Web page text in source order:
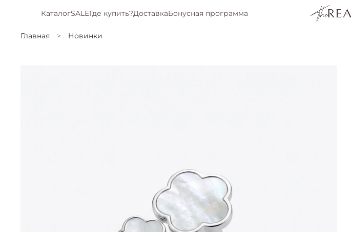
КаталогSALEГде купить?ДоставкаБонусная программа
Главная Новинки